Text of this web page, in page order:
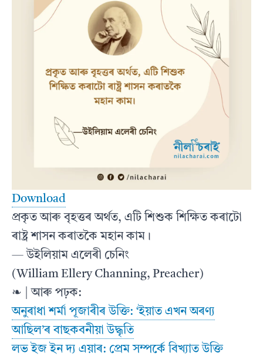
Download
প্ৰকৃত আৰু বৃহত্তৰ অৰ্থত, এটি শিশুক শিক্ষিত কৰাটো
ৰাষ্ট্ৰ শাসন কৰাতকৈ মহান কাম।
— উইলিয়াম এলেৰী চেনিং
(William Ellery Channing, Preacher)
❧ | আৰু পঢ়ক:
অনুৰাধা শৰ্মা পূজাৰীৰ উক্তি: ‘ইয়াত এখন অৰণ্য
আছিল’ৰ বাছকবনীয়া উদ্ধৃতি
লভ ইজ ইন দ্য এয়াৰ: প্রেম সম্পর্কে বিখ্যাত উক্তি